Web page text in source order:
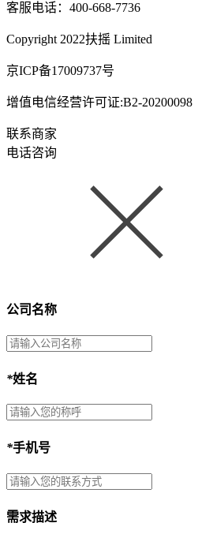
客服电话：400-668-7736
Copyright 2022扶摇 Limited
京ICP备17009737号
增值电信经营许可证:B2-20200098
联系商家
电话咨询
公司名称
*姓名
*手机号
需求描述